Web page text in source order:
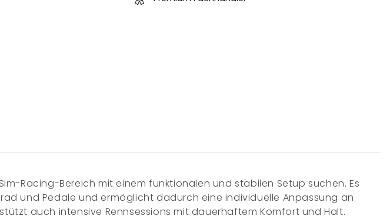
Racing-Bereich mit einem funktionalen und stabilen Setup suchen. Es
und Pedale und ermöglicht dadurch eine individuelle Anpassung an
auch intensive Rennsessions mit dauerhaftem Komfort und Halt.